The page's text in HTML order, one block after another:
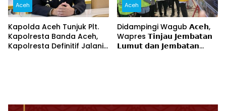
Aceh
Kapolda Aceh Tunjuk Plt.
Kapolresta Banda Aceh,
Kapolresta Definitif Jalani
Aceh
Didampingi Wagub 𝗔𝗰𝗲𝗵,
Wapres 𝗧𝗶𝗻𝗷𝗮𝘂 𝗝𝗲𝗺𝗯𝗮𝘁𝗮𝗻
𝗟𝘂𝗺𝘂𝘁 𝗱𝗮𝗻 𝗝𝗲𝗺𝗯𝗮𝘁𝗮𝗻